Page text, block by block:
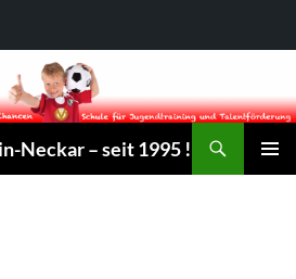
Neckar – seit 1995 !